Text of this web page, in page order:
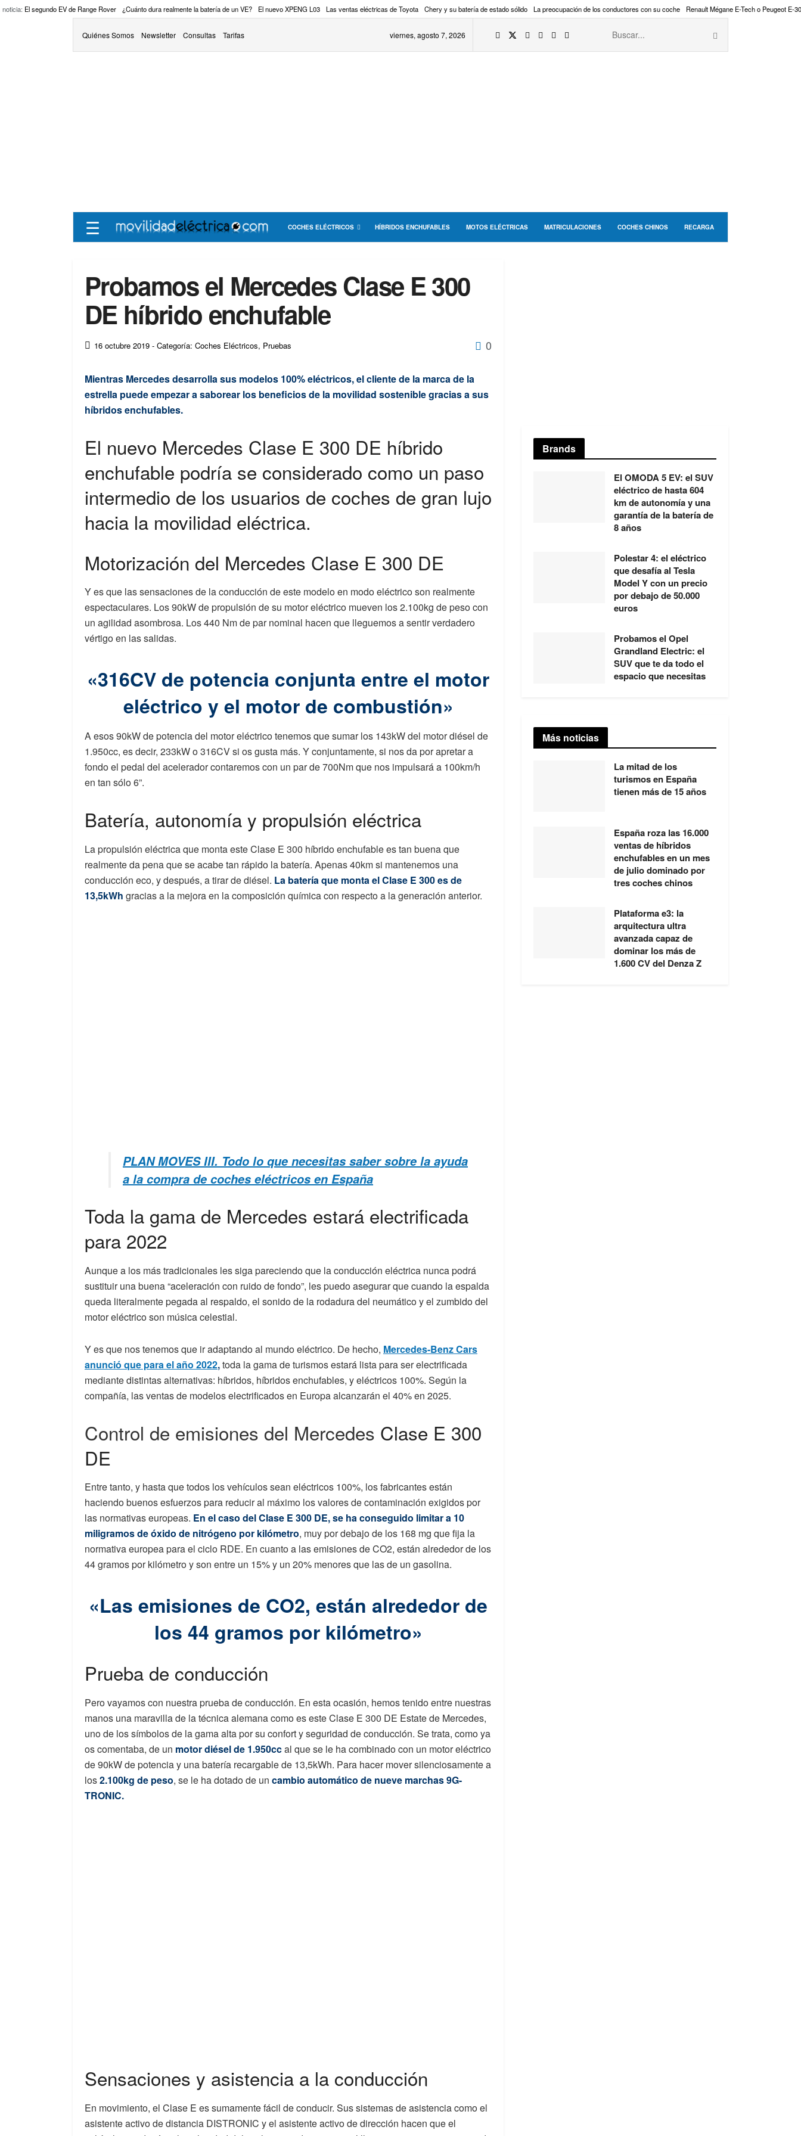
noticia: El segundo EV de Range Rover ¿Cuánto dura realmente la batería de un VE? El nuevo XPENG L03 Las ventas eléctricas de Toyota Chery y su batería de estado sólido La preocupación de los conductores con su coche Renault Mégane E-Tech o Peugeot E-
Quiénes Somos Newsletter Consultas Tarifas viernes, agosto 7, 2026
☰ COCHES ELÉCTRICOS HÍBRIDOS ENCHUFABLES MOTOS ELÉCTRICAS MATRICULACIONES COCHES CHINOS RECARGA
Probamos el Mercedes Clase E 300
DE híbrido enchufable
16 octubre 2019 - Categoría: Coches Eléctricos, Pruebas 0
Mientras Mercedes desarrolla sus modelos 100% eléctricos, el cliente de la marca de la
estrella puede empezar a saborear los beneficios de la movilidad sostenible gracias a sus
híbridos enchufables.
El nuevo Mercedes Clase E 300 DE híbrido
enchufable podría se considerado como un paso
intermedio de los usuarios de coches de gran lujo
hacia la movilidad eléctrica.
Motorización del Mercedes Clase E 300 DE
Y es que las sensaciones de la conducción de este modelo en modo eléctrico son realmente
espectaculares. Los 90kW de propulsión de su motor eléctrico mueven los 2.100kg de peso con
un agilidad asombrosa. Los 440 Nm de par nominal hacen que lleguemos a sentir verdadero
vértigo en las salidas.
«316CV de potencia conjunta entre el motor
eléctrico y el motor de combustión»
A esos 90kW de potencia del motor eléctrico tenemos que sumar los 143kW del motor diésel de
1.950cc, es decir, 233kW o 316CV si os gusta más. Y conjuntamente, si nos da por apretar a
fondo el pedal del acelerador contaremos con un par de 700Nm que nos impulsará a 100km/h
en tan sólo 6”.
Batería, autonomía y propulsión eléctrica
La propulsión eléctrica que monta este Clase E 300 híbrido enchufable es tan buena que
realmente da pena que se acabe tan rápido la batería. Apenas 40km si mantenemos una
conducción eco, y después, a tirar de diésel. La batería que monta el Clase E 300 es de
13,5kWh gracias a la mejora en la composición química con respecto a la generación anterior.
PLAN MOVES III. Todo lo que necesitas saber sobre la ayuda
a la compra de coches eléctricos en España
Toda la gama de Mercedes estará electrificada
para 2022
Aunque a los más tradicionales les siga pareciendo que la conducción eléctrica nunca podrá
sustituir una buena “aceleración con ruido de fondo”, les puedo asegurar que cuando la espalda
queda literalmente pegada al respaldo, el sonido de la rodadura del neumático y el zumbido del
motor eléctrico son música celestial.
Y es que nos tenemos que ir adaptando al mundo eléctrico. De hecho, Mercedes-Benz Cars
anunció que para el año 2022,toda la gama de turismos estará lista para ser electrificada
mediante distintas alternativas: híbridos, híbridos enchufables, y eléctricos 100%. Según la
compañía, las ventas de modelos electrificados en Europa alcanzarán el 40% en 2025.
Control de emisiones del Mercedes Clase E 300
DE
Entre tanto, y hasta que todos los vehículos sean eléctricos 100%, los fabricantes están
haciendo buenos esfuerzos para reducir al máximo los valores de contaminación exigidos por
las normativas europeas. En el caso del Clase E 300 DE, se ha conseguido limitar a 10
miligramos de óxido de nitrógeno por kilómetro, muy por debajo de los 168 mg que fija la
normativa europea para el ciclo RDE. En cuanto a las emisiones de CO2, están alrededor de los
44 gramos por kilómetro y son entre un 15% y un 20% menores que las de un gasolina.
«Las emisiones de CO2, están alrededor de
los 44 gramos por kilómetro»
Prueba de conducción
Pero vayamos con nuestra prueba de conducción. En esta ocasión, hemos tenido entre nuestras
manos una maravilla de la técnica alemana como es este Clase E 300 DE Estate de Mercedes,
uno de los símbolos de la gama alta por su confort y seguridad de conducción. Se trata, como ya
os comentaba, de un motor diésel de 1.950ccal que se le ha combinado con un motor eléctrico
de 90kW de potencia y una batería recargable de 13,5kWh. Para hacer mover silenciosamente a
los2.100kg de peso, se le ha dotado de un cambio automático de nueve marchas 9G-
TRONIC.
Sensaciones y asistencia a la conducción
En movimiento, el Clase E es sumamente fácil de conducir. Sus sistemas de asistencia como el
asistente activo de distancia DISTRONIC y el asistente activo de dirección hacen que el
Brands
El OMODA 5 EV: el SUV
eléctrico de hasta 604
km de autonomía y una
garantía de la batería de
8 años
Polestar 4: el eléctrico
que desafía al Tesla
Model Y con un precio
por debajo de 50.000
euros
Probamos el Opel
Grandland Electric: el
SUV que te da todo el
espacio que necesitas
Más noticias
La mitad de los
turismos en España
tienen más de 15 años
España roza las 16.000
ventas de híbridos
enchufables en un mes
de julio dominado por
tres coches chinos
Plataforma e3: la
arquitectura ultra
avanzada capaz de
dominar los más de
1.600 CV del Denza Z